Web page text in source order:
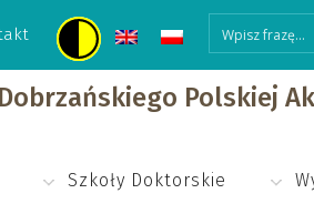
Polskiej
Szkoły Doktorskie